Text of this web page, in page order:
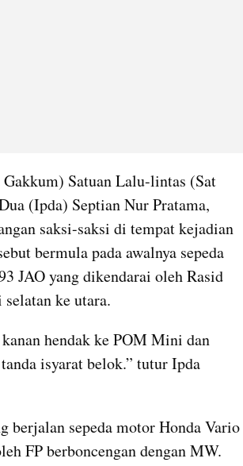
Satuan Lalu-lintas (Sat
(Ipda) Septian Nur Pratama,
saksi-saksi di tempat kejadian
bermula pada awalnya sepeda
JAO yang dikendarai oleh Rasid
ke utara.
hendak ke POM Mini dan
isyarat belok.” tutur Ipda
berjalan sepeda motor Honda Vario
FP berboncengan dengan MW.